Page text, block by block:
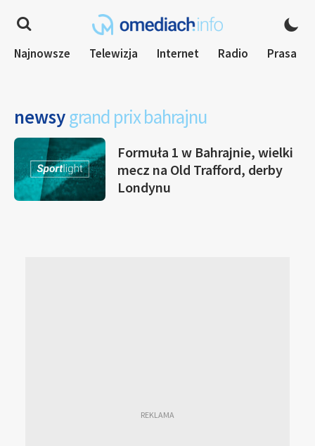
Najnowsze Telewizja Internet Radio Prasa
newsygrand prix bahrajnu
Formuła 1 w Bahrajnie, wielki
mecz na Old Trafford, derby
Londynu